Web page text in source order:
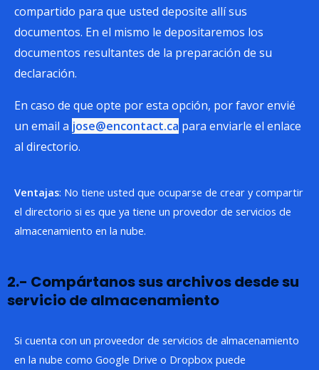
compartido para que usted deposite allí sus
documentos. En el mismo le depositaremos los
documentos resultantes de la preparación de su
declaración.
En caso de que opte por esta opción, por favor envié
un email a jose@encontact.ca para enviarle el enlace
al directorio.
Ventajas: No tiene usted que ocuparse de crear y compartir
el directorio si es que ya tiene un provedor de servicios de
almacenamiento en la nube.
2.- Compártanos sus archivos desde su
servicio de almacenamiento
Si cuenta con un proveedor de servicios de almacenamiento
en la nube como Google Drive o Dropbox puede